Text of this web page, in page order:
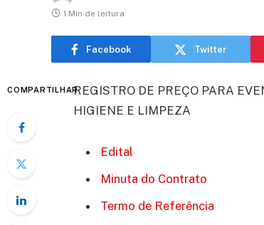
1 Min de leitura
Facebook Twitter
COMPARTILHARREGISTRO DE PREÇO PARA
HIGIENE E LIMPEZA
Edital
Minuta do Contrato
Termo de Referência